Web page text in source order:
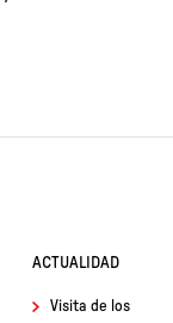
ACTUALIDAD
Visita de los